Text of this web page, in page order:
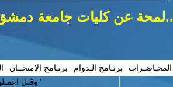
..لمحة عن كليات جامعة
المحـاضـرات برنـامج الـدوام برنـامج الامتحــان
"وقـل